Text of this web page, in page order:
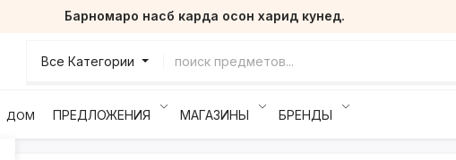
Барномаро насб карда осон харид кунед.
Все Категории
ДОМ ПРЕДЛОЖЕНИЯ МАГАЗИНЫ БРЕНДЫ